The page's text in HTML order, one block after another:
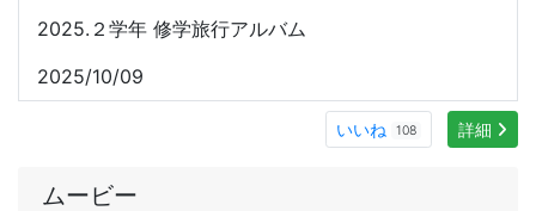
2025.２学年 修学旅行アルバム
2025/10/09
いいね 108 詳細
ムービー